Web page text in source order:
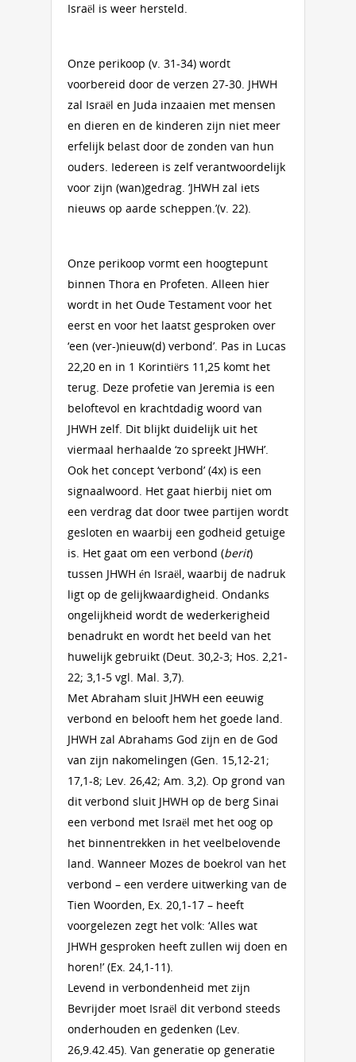
Israël is weer hersteld.
Onze perikoop (v. 31-34) wordt
voorbereid door de verzen 27-30. JHWH
zal Israël en Juda inzaaien met mensen
en dieren en de kinderen zijn niet meer
erfelijk belast door de zonden van hun
ouders. Iedereen is zelf verantwoordelijk
voor zijn (wan)gedrag. ‘JHWH zal iets
nieuws op aarde scheppen.’(v. 22).
Onze perikoop vormt een hoogtepunt
binnen Thora en Profeten. Alleen hier
wordt in het Oude Testament voor het
eerst en voor het laatst gesproken over
‘een (ver-)nieuw(d) verbond’. Pas in Lucas
22,20 en in 1 Korintiërs 11,25 komt het
terug. Deze profetie van Jeremia is een
beloftevol en krachtdadig woord van
JHWH zelf. Dit blijkt duidelijk uit het
viermaal herhaalde ‘zo spreekt JHWH’.
Ook het concept ‘verbond’ (4x) is een
signaalwoord. Het gaat hierbij niet om
een verdrag dat door twee partijen wordt
gesloten en waarbij een godheid getuige
is. Het gaat om een verbond (berit)
tussen JHWH én Israël, waarbij de nadruk
ligt op de gelijkwaardigheid. Ondanks
ongelijkheid wordt de wederkerigheid
benadrukt en wordt het beeld van het
huwelijk gebruikt (Deut. 30,2-3; Hos. 2,21-
22; 3,1-5 vgl. Mal. 3,7).
Met Abraham sluit JHWH een eeuwig
verbond en belooft hem het goede land.
JHWH zal Abrahams God zijn en de God
van zijn nakomelingen (Gen. 15,12-21;
17,1-8; Lev. 26,42; Am. 3,2). Op grond van
dit verbond sluit JHWH op de berg Sinai
een verbond met Israël met het oog op
het binnentrekken in het veelbelovende
land. Wanneer Mozes de boekrol van het
verbond – een verdere uitwerking van de
Tien Woorden, Ex. 20,1-17 – heeft
voorgelezen zegt het volk: ‘Alles wat
JHWH gesproken heeft zullen wij doen en
horen!’ (Ex. 24,1-11).
Levend in verbondenheid met zijn
Bevrijder moet Israël dit verbond steeds
onderhouden en gedenken (Lev.
26,9.42.45). Van generatie op generatie